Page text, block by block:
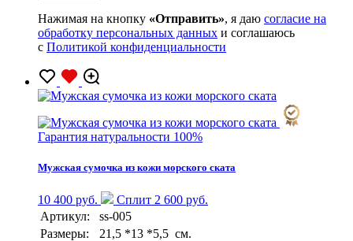
Нажимая на кнопку «Отправить», я даю согласие на
обработку персональных данных и соглашаюсь
с Политикой конфиденциальности
Гарантия натуральности 100%
Мужская сумочка из кожи морского ската
10 400 руб.
Сплит 2 600 руб.
Артикул:
ss-005
Размеры:
21,5 *13 *5,5 см.